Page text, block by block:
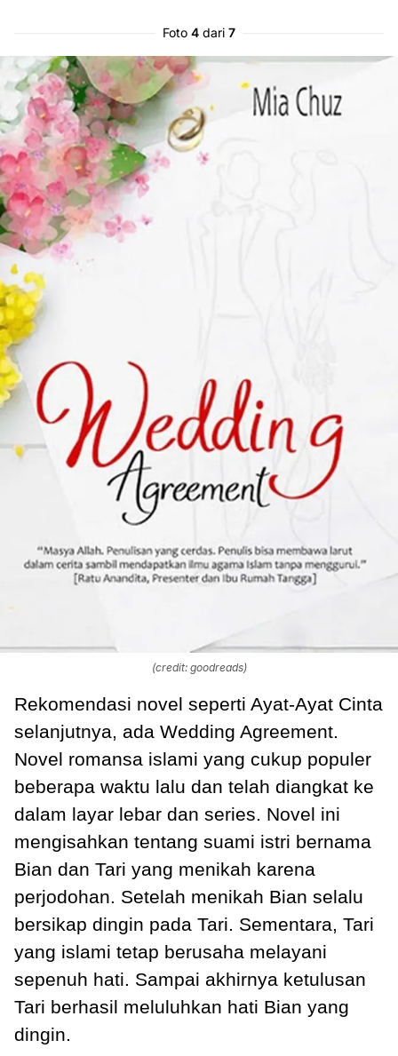
Foto 4 dari 7
(credit: goodreads)
Rekomendasi novel seperti Ayat-Ayat Cinta
selanjutnya, ada Wedding Agreement.
Novel romansa islami yang cukup populer
beberapa waktu lalu dan telah diangkat ke
dalam layar lebar dan series. Novel ini
mengisahkan tentang suami istri bernama
Bian dan Tari yang menikah karena
perjodohan. Setelah menikah Bian selalu
bersikap dingin pada Tari. Sementara, Tari
yang islami tetap berusaha melayani
sepenuh hati. Sampai akhirnya ketulusan
Tari berhasil meluluhkan hati Bian yang
dingin.